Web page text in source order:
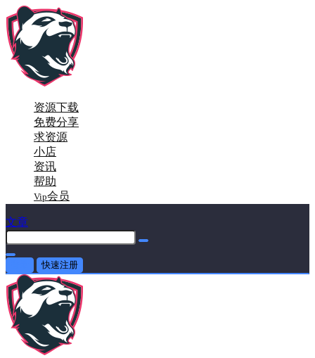
资源下载
免费分享
求资源
小店
资讯
帮助
Vip会员
文章
快速注册